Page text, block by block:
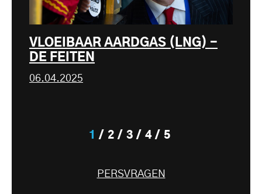
VLOEIBAAR AARDGAS (LNG) -
DE FEITEN
06.04.2025
1 2 3 4 5
PERSVRAGEN